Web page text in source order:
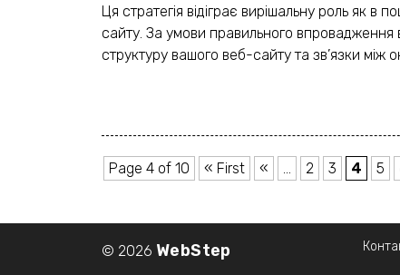
Ця стратегія відіграє вирішальну роль як в
сайту. За умови правильного
структуру вашого веб-сайту та зв’язки між
Page 4 of 10 « First « ... 2 3 4 5
© 2026 WebStep